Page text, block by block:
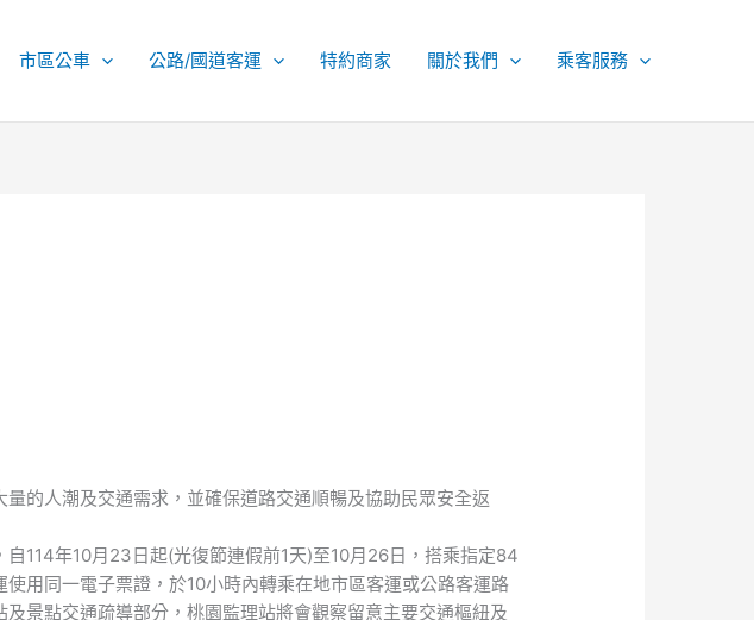
市區公車 公路/國道客運 特約商家 關於我們 乘客服務
的人潮及交通需求，並確保道路交通順暢及協助民眾安全返
114年10月23日起(光復節連假前1天)至10月26日，搭乘指定84
用同一電子票證，於10小時內轉乘在地市區客運或公路客運路
景點交通疏導部分，桃園監理站將會觀察留意主要交通樞紐及